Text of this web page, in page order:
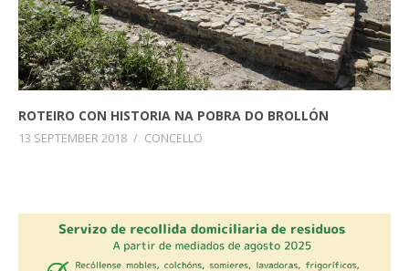
ROTEIRO CON HISTORIA NA POBRA DO BROLLÓN
13 SEPTEMBER 2018 / CONCELLO